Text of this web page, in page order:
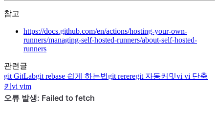
참고
https://docs.github.com/en/actions/hosting-your-own-
runners/managing-self-hosted-runners/about-self-hosted-
runners
관련글
git GitLabgit rebase 쉽게 하는법git rereregit 자동커밋vi vi 단축
키 vi vim